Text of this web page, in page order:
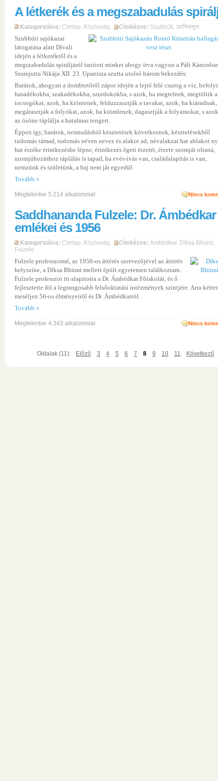
A létkerék és a megszabadulás
Kategorizálva: Címlap, Közösség Címkézve: Szubhúti, उपनिससुत्तं
Szubhúti sajókazai
látogatása alatt Dívali
idején a létkerékről és a
megszabadulás spiráljáról tanított minket ahogy írva vagyon a Páli
Szamjutta Nikája XII. 23. Upanisza szutta utolsó három bekezdés:
Barátok, ahogyan a dombtetőről zápor idején a lejtő felé csurog a víz,
hasadékokba, szakadékokba, szurdokokba, s azok, ha megtelnek, megtöltik a
tocsogókat, azok, ha kiöntenek, felduzzasztják a tavakat, azok, ha kiáradnak,
megárasztják a folyókat, azok, ha kiömlenek, dagasztják a folyamokat, s
az özöne táplálja a hatalmas tengert.
Éppen így, barátok, nemtudásból késztetések következnek, késztetésekből
tudomás támad, tudomás néven nevez és alakot ad, névalakzat hat ablakot
hat érzéke érintkezésbe lépne, érintkezés égeti érzetét, érzete szomját oltaná,
szomjúhozáshoz táplálás is tapad, ha evés-ivás van, családalapítás is van,
nemzünk és születünk, a baj nem jár egyedül.
Tovább »
Nincs
Megtekintve 5.214 alkalommal
Saddhananda Fulzele: Dr. Ámbédkar
emlékei és 1956
Kategorizálva: Címlap, Közösség Címkézve: Ámbédkar, Díksa Bhúmi,
Fulzele
Fulzele professzorral, az 1956-os áttérés szervezőjével az áttérés
helyszíne, a Díksa Bhúmi mellett épült egyetemen találkoztam.
Fulzele professzor itt alapította a Dr. Ámbédkar Főiskolát, és ő
fejlesztette föl a legrangosabb felsőoktatási intézmények szintjére. Arra
meséljen 56-os élményeiről és Dr. Ámbédkarról.
Tovább »
Nincs
Megtekintve 4.343 alkalommal
Oldalak (11): Előző 3 4 5 6 7 8 9 10 11 Következő